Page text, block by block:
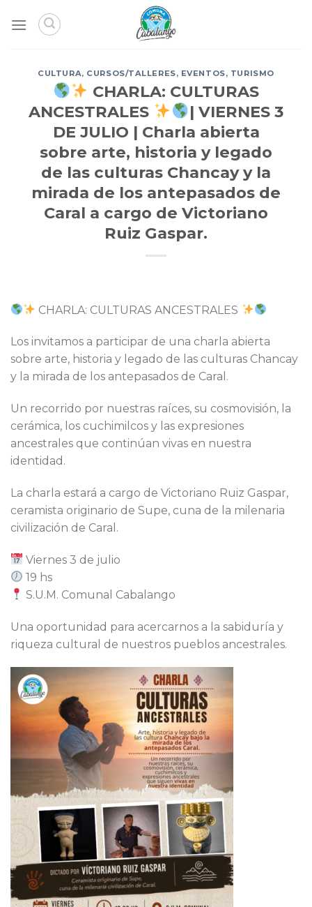
CULTURA, CURSOS/TALLERES, EVENTOS, TURISMO
CHARLA: CULTURAS
ANCESTRALES
| VIERNES 3
DE JULIO | Charla abierta
sobre arte, historia y legado
de las culturas Chancay y la
mirada de los antepasados de
Caral a cargo de Victoriano
Ruiz Gaspar.
CHARLA: CULTURAS ANCESTRALES
Los invitamos a participar de una charla abierta
sobre arte, historia y legado de las culturas Chancay
y la mirada de los antepasados de Caral.
Un recorrido por nuestras raíces, su cosmovisión, la
cerámica, los cuchimilcos y las expresiones
ancestrales que continúan vivas en nuestra
identidad.
La charla estará a cargo de Victoriano Ruiz Gaspar,
ceramista originario de Supe, cuna de la milenaria
civilización de Caral.
Viernes 3 de julio
19 hs
S.U.M. Comunal Cabalango
Una oportunidad para acercarnos a la sabiduría y
riqueza cultural de nuestros pueblos ancestrales.